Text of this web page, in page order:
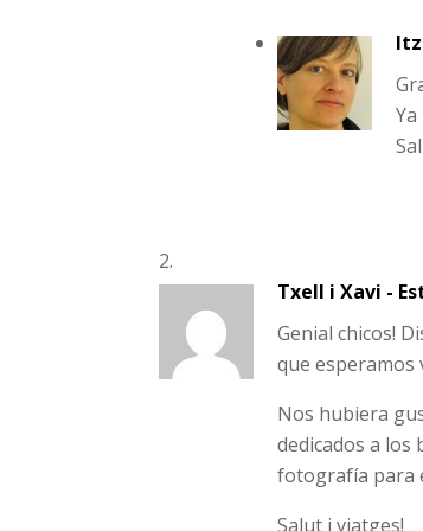
Txell i Xavi -
Genial chicos!
que esperamos
Nos hubiera
dedicados a los
fotografía para
Salut i viatges!